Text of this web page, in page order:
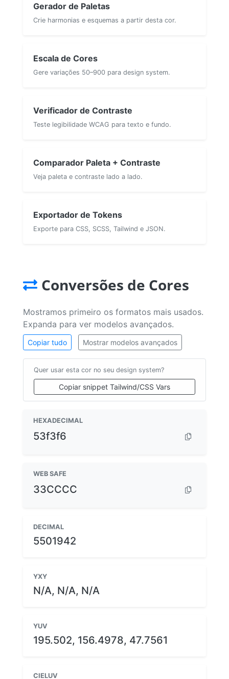
Gerador de Paletas
Crie harmonias e esquemas a partir desta cor.
Escala de Cores
Gere variações 50–900 para design system.
Verificador de Contraste
Teste legibilidade WCAG para texto e fundo.
Comparador Paleta + Contraste
Veja paleta e contraste lado a lado.
Exportador de Tokens
Exporte para CSS, SCSS, Tailwind e JSON.
Conversões de Cores
Mostramos primeiro os formatos mais usados.
Expanda para ver modelos avançados.
Copiar tudo Mostrar modelos avançados
Quer usar esta cor no seu design system?
Copiar snippet Tailwind/CSS Vars
HEXADECIMAL
53f3f6
WEB SAFE
33CCCC
DECIMAL
5501942
YXY
N/A, N/A, N/A
YUV
195.502, 156.4978, 47.7561
CIELUV